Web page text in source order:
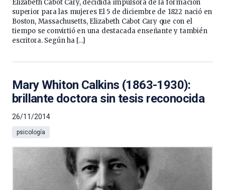
Elizabeth Cabot Cary, decidida impulsora de la formación
superior para las mujeres El 5 de diciembre de 1822 nació en
Boston, Massachusetts, Elizabeth Cabot Cary que con el
tiempo se convirtió en una destacada enseñante y también
escritora. Según ha […]
Mary Whiton Calkins (1863-1930):
brillante doctora sin tesis reconocida
26/11/2014
psicología